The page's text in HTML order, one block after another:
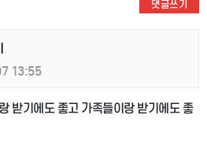
댓글쓰기
13:55
받기에도 좋고 가족들이랑 받기에도 좋